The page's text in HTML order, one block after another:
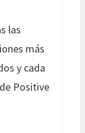
las
más
y cada
Positive